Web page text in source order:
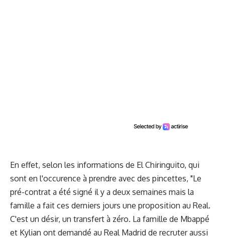
En effet, selon les informations de El Chiringuito, qui
sont en l'occurence à prendre avec des pincettes, "Le
pré-contrat a été signé il y a deux semaines mais la
famille a fait ces derniers jours une proposition au Real.
C'est un désir, un transfert à zéro. La famille de Mbappé
et Kylian ont demandé au Real Madrid de recruter aussi